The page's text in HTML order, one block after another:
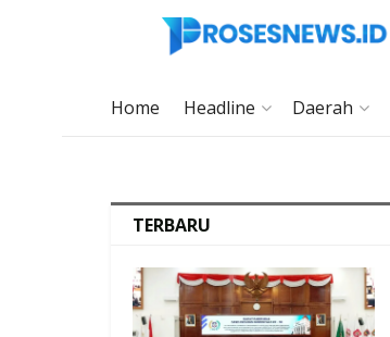
Home Headline Daerah
TERBARU